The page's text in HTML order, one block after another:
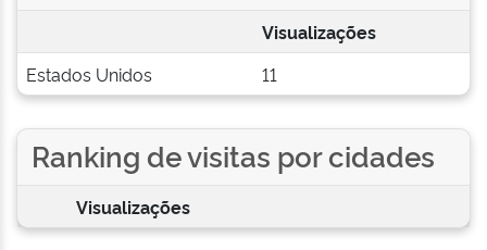
Visualizações
Estados Unidos
11
Ranking de visitas por cidades
Visualizações